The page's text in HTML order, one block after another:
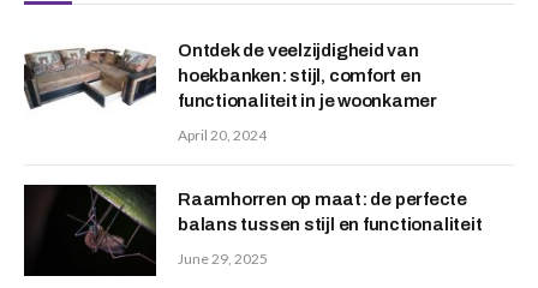
Ontdek de veelzijdigheid van
hoekbanken: stijl, comfort en
functionaliteit in je woonkamer
April 20, 2024
Raamhorren op maat: de perfecte
balans tussen stijl en functionaliteit
June 29, 2025